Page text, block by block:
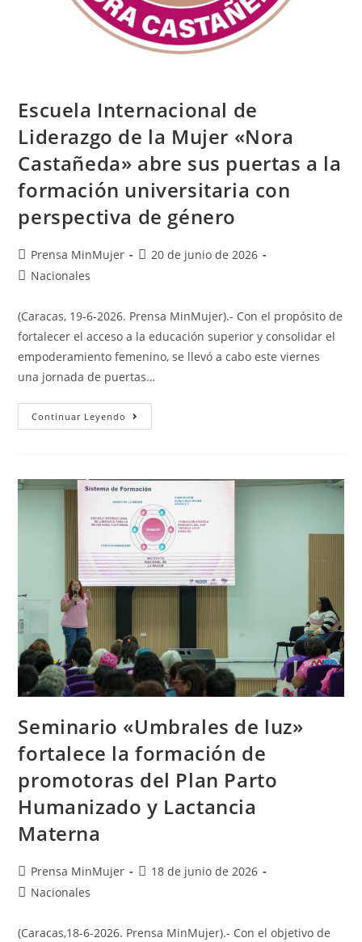
Escuela Internacional de
Liderazgo de la Mujer «Nora
Castañeda» abre sus puertas a la
formación universitaria con
perspectiva de género
Prensa MinMujer
20 de junio de 2026
Nacionales
(Caracas, 19-6-2026. Prensa MinMujer).- Con el propósito de
fortalecer el acceso a la educación superior y consolidar el
empoderamiento femenino, se llevó a cabo este viernes
una jornada de puertas…
Continuar Leyendo
Seminario «Umbrales de luz»
fortalece la formación de
promotoras del Plan Parto
Humanizado y Lactancia
Materna
Prensa MinMujer
18 de junio de 2026
Nacionales
(Caracas,18-6-2026. Prensa MinMujer).- Con el objetivo de